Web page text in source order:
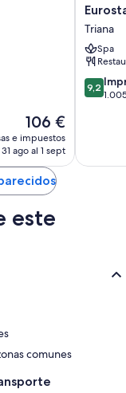
El
precio
actual
de
106 €
106 €
e impuestos
ago al 1 sept
Torre
Sevilla
Triana
Triana
Spa
9.2
sobre
9,2
este
comunes